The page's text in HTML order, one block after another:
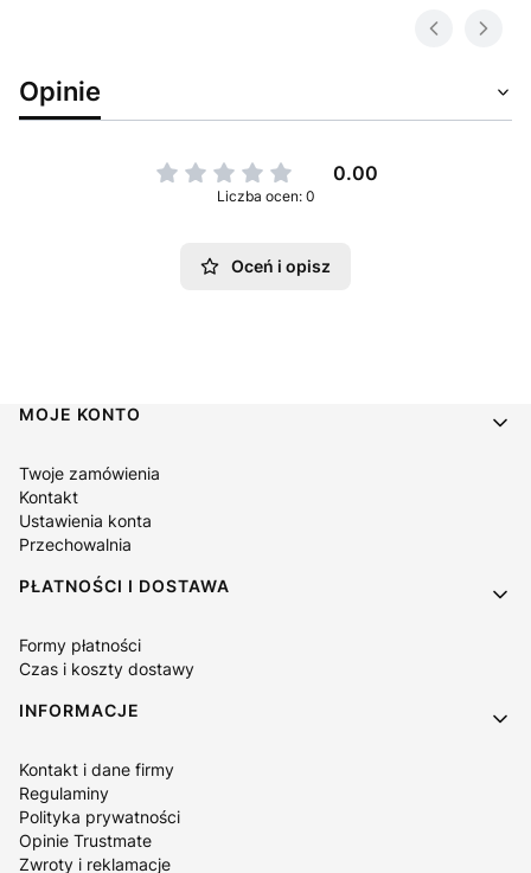
Opinie
0.00
Liczba ocen: 0
Oceń i opisz
Linki w stopce
MOJE KONTO
Twoje zamówienia
Kontakt
Ustawienia konta
Przechowalnia
PŁATNOŚCI I DOSTAWA
Formy płatności
Czas i koszty dostawy
INFORMACJE
Kontakt i dane firmy
Regulaminy
Polityka prywatności
Opinie Trustmate
Zwroty i reklamacje